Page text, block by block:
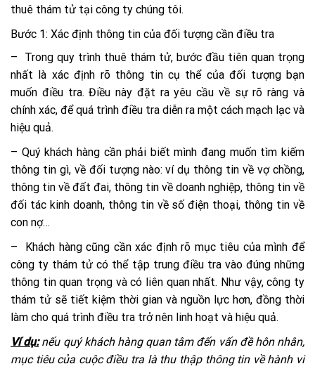
thuê thám tử tại công ty chúng tôi.
Bước 1: Xác định thông tin của đối tượng cần điều tra
– Trong quy trình thuê thám tử, bước đầu tiên quan trọng
nhất là xác định rõ thông tin cụ thể của đối tượng bạn
muốn điều tra. Điều này đặt ra yêu cầu về sự rõ ràng và
chính xác, để quá trình điều tra diễn ra một cách mạch lạc và
hiệu quả.
– Quý khách hàng cần phải biết mình đang muốn tìm kiếm
thông tin gì, về đối tượng nào: ví dụ thông tin về vợ chồng,
thông tin về đất đai, thông tin về doanh nghiệp, thông tin về
đối tác kinh doanh, thông tin về số điện thoại, thông tin về
con nợ…
– Khách hàng cũng cần xác định rõ mục tiêu của mình để
công ty thám tử có thể tập trung điều tra vào đúng những
thông tin quan trọng và có liên quan nhất. Như vậy, công ty
thám tử sẽ tiết kiệm thời gian và nguồn lực hơn, đồng thời
làm cho quá trình điều tra trở nên linh hoạt và hiệu quả.
Ví dụ: nếu quý khách hàng quan tâm đến vấn đề hôn nhân,
mục tiêu của cuộc điều tra là thu thập thông tin về hành vi